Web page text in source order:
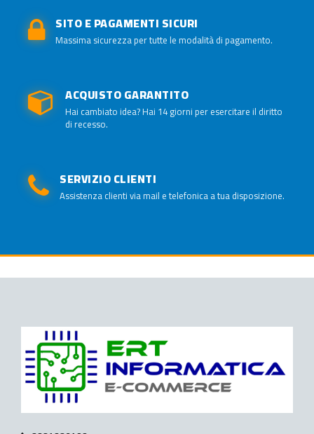
SITO E PAGAMENTI SICURI
Massima sicurezza per tutte le modalità di pagamento.
ACQUISTO GARANTITO
Hai cambiato idea? Hai 14 giorni per esercitare il diritto
di recesso.
SERVIZIO CLIENTI
Assistenza clienti via mail e telefonica a tua disposizione.